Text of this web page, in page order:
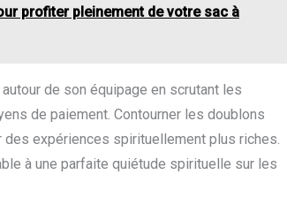
profiter pleinement de votre sac à
de son équipage en scrutant les
de paiement. Contourner les doublons
expériences spirituellement plus riches.
à une parfaite quiétude spirituelle sur les